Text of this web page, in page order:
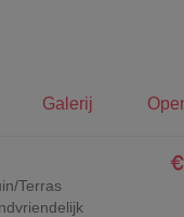
Galerij
Terras